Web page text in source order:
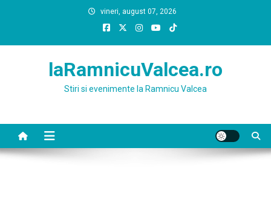
vineri, august 07, 2026
laRamnicuValcea.ro
Stiri si evenimente la Ramnicu Valcea